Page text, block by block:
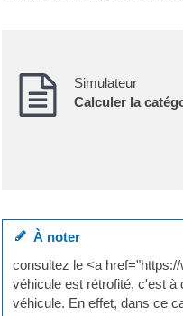
Simulateur
Calculer la
À noter
consultez le <a
véhicule est rétrofité, c'est à
véhicule. En effet, dans ce